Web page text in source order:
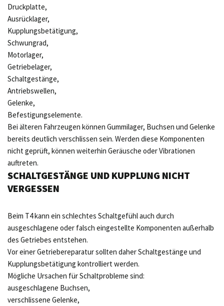
Druckplatte,
Ausrücklager,
Kupplungsbetätigung,
Schwungrad,
Motorlager,
Getriebelager,
Schaltgestänge,
Antriebswellen,
Gelenke,
Befestigungselemente.
Bei älteren Fahrzeugen können Gummilager, Buchsen und Gelenke
bereits deutlich verschlissen sein. Werden diese Komponenten
nicht geprüft, können weiterhin Geräusche oder Vibrationen
auftreten.
SCHALTGESTÄNGE UND KUPPLUNG NICHT
VERGESSEN
Beim T4 kann ein schlechtes Schaltgefühl auch durch
ausgeschlagene oder falsch eingestellte Komponenten außerhalb
des Getriebes entstehen.
Vor einer Getriebereparatur sollten daher Schaltgestänge und
Kupplungsbetätigung kontrolliert werden.
Mögliche Ursachen für Schaltprobleme sind:
ausgeschlagene Buchsen,
verschlissene Gelenke,